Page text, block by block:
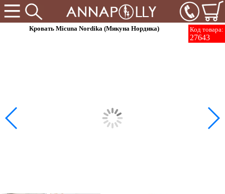
Код товара:
27643
Кровать Micuna Nordika (Микуна Нордика)